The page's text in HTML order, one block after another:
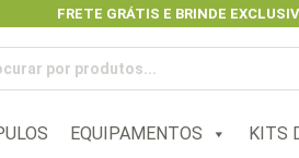
FRETE GRÁTIS E BRINDE
EQUIPAMENTOS KITS